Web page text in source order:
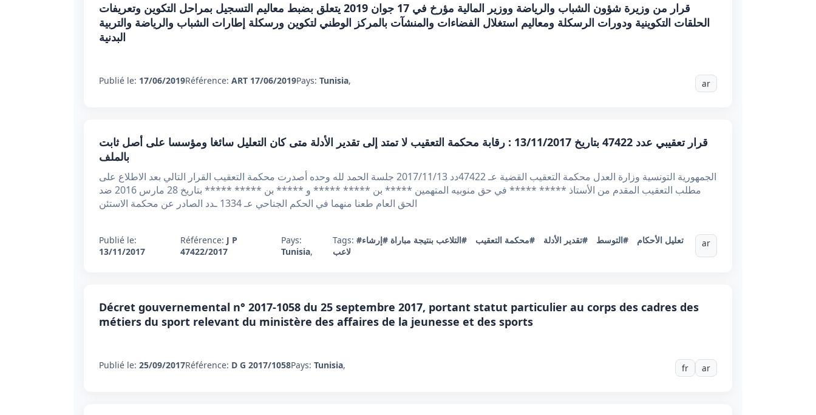
قرار من وزيرة شؤون الشباب والرياضة ووزير المالية مؤرخ في 17 جوان 2019 يتعلق بضبط معاليم التسجيل بمراحل التكوين وتعريفات
الحلقات التكوينية ودورات الرسكلة ومعاليم استغلال الفضاءات والمنشآت بالمركز الوطني لتكوين ورسكلة إطارات الشباب والرياضة والتربية
البدنية
Publié le: 17/06/2019Référence: ART 17/06/2019Pays: Tunisia, ar
قرار تعقيبي عدد 47422 بتاريخ 13/11/2017 : رقابة محكمة التعقيب لا تمتد إلى تقدير الأدلة متى كان التعليل سائغا ومؤسسا على أصل ثابت
بالملف
الجمهورية التونسية وزارة العدل محكمة التعقيب القضية عـ 47422دد 2017/11/13 جلسة الحمد لله وحده أصدرت محكمة التعقيب القرار التالي بعد الاطلاع على
مطلب التعقيب المقدم من الأستاذ ***** ***** في حق منوبيه المتهمين ***** بن ***** ***** و ***** بن ***** ***** بتاريخ 28 مارس 2016 ضد
الحق العام طعنا منهما في الحكم الجناحي عـ 1334 ـدد الصادر عن محكمة الاستئن
Publié le:
13/11/2017
Référence: J P
47422/2017
Pays:
Tunisia,
Tags: #تعليل الأحكام #التوسط #تقدير الأدلة #محكمة التعقيب #التلاعب بنتيجة مباراة #إرشاء
لاعب
ar
Décret gouvernemental n° 2017-1058 du 25 septembre 2017, portant statut particulier au corps des cadres des
métiers du sport relevant du ministère des affaires de la jeunesse et des sports
Publié le: 25/09/2017Référence: D G 2017/1058Pays: Tunisia, fr ar